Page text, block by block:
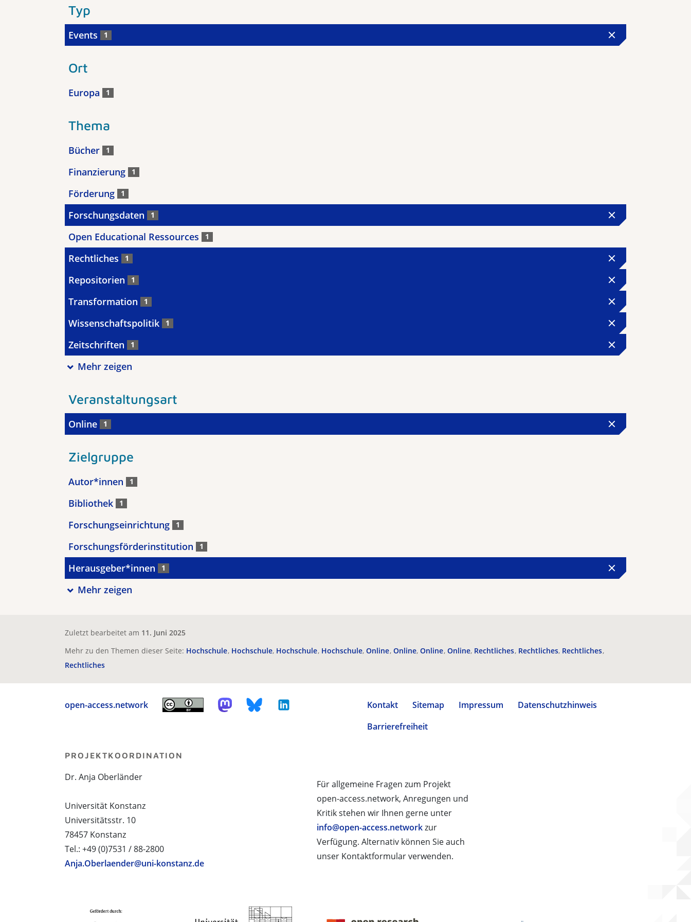
Typ
Events 1
Ort
Europa 1
Thema
Bücher 1
Finanzierung 1
Förderung 1
Forschungsdaten 1
Open Educational Ressources 1
Rechtliches 1
Repositorien 1
Transformation 1
Wissenschaftspolitik 1
Zeitschriften 1
Mehr zeigen
Veranstaltungsart
Online 1
Zielgruppe
Autor*innen 1
Bibliothek 1
Forschungseinrichtung 1
Forschungsförderinstitution 1
Herausgeber*innen 1
Mehr zeigen
Zuletzt bearbeitet am 11. Juni 2025
Mehr zu den Themen dieser Seite: Hochschule Hochschule Hochschule Hochschule Online Online Online Online Rechtliches Rechtliches Rechtliches
Rechtliches
open-access.network Kontakt Sitemap Impressum
Datenschutzhinweis
Barrierefreiheit
Für allgemeine Fragen zum Projekt
open-access.network, Anregungen und
Kritik stehen wir Ihnen gerne unter
info@open-access.networkzur
Verfügung. Alternativ können Sie auch
unser Kontaktformular verwenden.
PROJEKTKOORDINATION
Dr. Anja Oberländer
Universität Konstanz
Universitätsstr. 10
78457 Konstanz
Tel.: +49 (0)7531 / 88-2800
Anja.Oberlaender@uni-konstanz.de